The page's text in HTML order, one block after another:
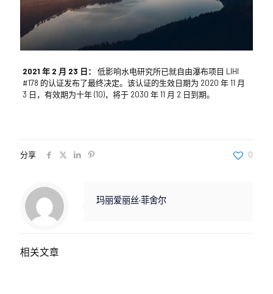
2021 年 2 月 23 日： 低影响水电研究所已就自由瀑布项目 LIHI
#178 的认证发布了最终决定。该认证的生效日期为 2020 年 11 月
3 日，有效期为十年 (10)，将于 2030 年 11 月 2 日到期。
分享 0
玛丽爱丽丝·菲舍尔
相关文章